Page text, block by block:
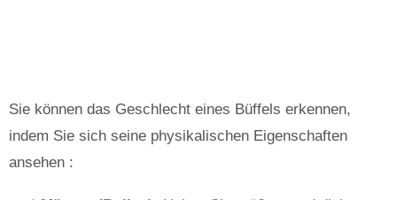
Sie können das Geschlecht eines Büffels erkennen,
indem Sie sich seine physikalischen Eigenschaften
ansehen :